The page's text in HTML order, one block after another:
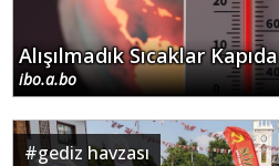
Alışılmadık Sıcaklar Kapıda
ibo.a.bo
#gediz havzası